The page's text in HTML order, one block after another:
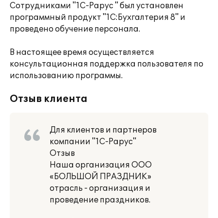
Сотрудниками "1С-Рарус " был установлен
программный продукт "1С:Бухгалтерия 8" и
проведено обучение персонала.
В настоящее время осуществляется
консультационная поддержка пользователя по
использованию программы.
Отзыв клиента
Для клиентов и партнеров
компании "1С-Рарус"
Отзыв
Наша организация ООО
«БОЛЬШОЙ ПРАЗДНИК»
отрасль - организация и
проведение праздников.